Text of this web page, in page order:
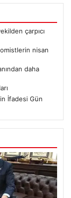
çarpıcı
nisan
daha
İfadesi Gün